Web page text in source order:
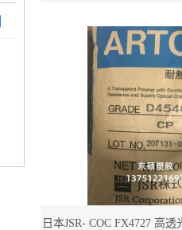
日本JSR- COC FX4727 高透